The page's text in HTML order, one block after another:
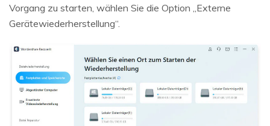
Vorgang zu starten, wählen Sie die Option „Externe
Gerätewiederherstellung“.